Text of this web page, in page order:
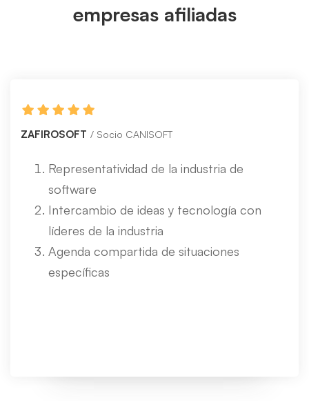
empresas afiliadas
ZAFIROSOFT Socio CANISOFT
Representatividad de la industria de
software
Intercambio de ideas y tecnología con
líderes de la industria
Agenda compartida de situaciones
específicas